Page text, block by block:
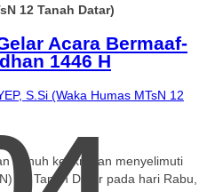
12 Tanah Datar)
Acara Bermaaf-
1446 H
S.Si (Waka Humas MTsN 12
penuh keakraban menyelimuti
12 Tanah Datar pada hari Rabu,